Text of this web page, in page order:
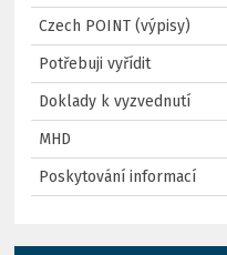
Czech POINT (výpisy)
Potřebuji vyřídit
Doklady k vyzvednutí
MHD
Poskytování informací